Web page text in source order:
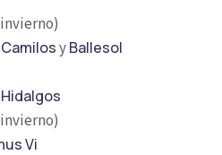
yBallesol
Vi